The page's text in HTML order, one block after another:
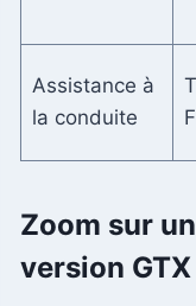
Assistance à
la conduite
Zoom sur
version